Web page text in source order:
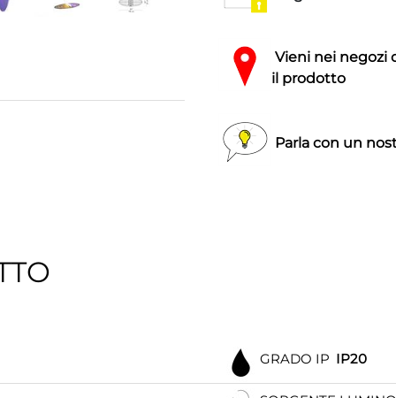
Vieni nei negozi
il prodotto
Parla con un
GRADO IP IP20